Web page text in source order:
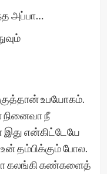
அப்பா…
உபயோகம்.
நினைவா நீ
என்கிட்டேயே
தம்பிக்கும் போல.
கலங்கி கண்களைத்